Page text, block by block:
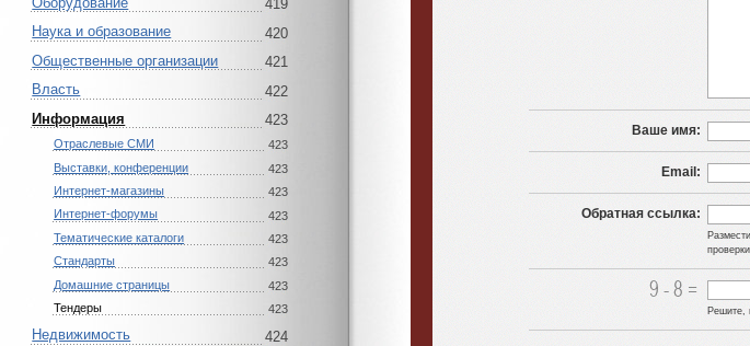
419
Наука и образование
420
Общественные организации
421
Власть
422
Информация
423
Отраслевые СМИ
423
Выставки, конференции
423
Интернет-магазины
423
Интернет-форумы
423
Тематические каталоги
423
Стандарты
423
Домашние страницы
423
Тендеры
423
Недвижимость
424
Ваше имя:
Email:
Обратная ссылка:
Решите,